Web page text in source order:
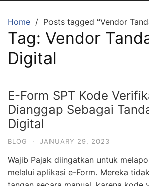
Home Posts tagged “Vendor
Tag: Vendor
Digital
E-Form SPT Kode
Dianggap Sebagai
Digital
BLOG · JANUARY 29, 2023
Wajib Pajak diingatkan untuk
melalui aplikasi e-Form. Mereka